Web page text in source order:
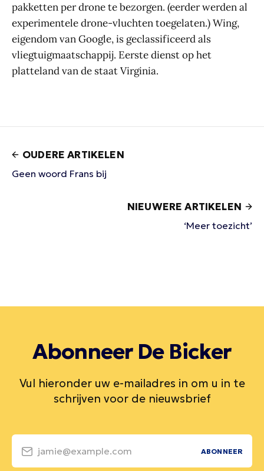
pakketten per drone te bezorgen. (eerder werden al
experimentele drone-vluchten toegelaten.) Wing,
eigendom van Google, is geclassificeerd als
vliegtuigmaatschappij. Eerste dienst op het
platteland van de staat Virginia.
OUDERE ARTIKELEN
Geen woord Frans bij
NIEUWERE ARTIKELEN
‘Meer toezicht’
Abonneer De Bicker
Vul hieronder uw e-mailadres in om u in te
schrijven voor de nieuwsbrief
jamie@example.com ABONNEER